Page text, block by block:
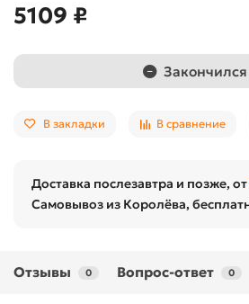
5109 ₽
Закончился
В закладки В сравнение
Доставка послезавтра и позже, от
Самовывоз из Королёва,
Отзывы 0 Вопрос-ответ 0